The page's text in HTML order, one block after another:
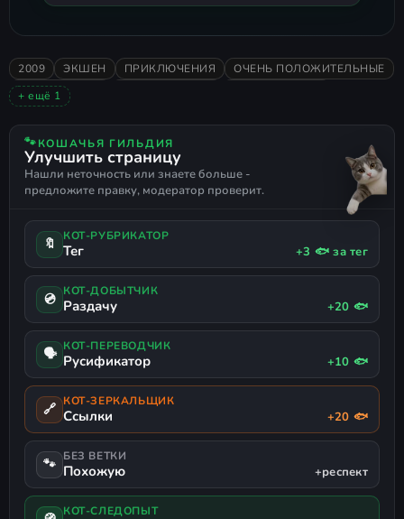
и отметьте
Выполнять эту программу от имени
живую палитру сочных густых
красок, пытаясь отразить
экзистенциальную сущность
человека во всём его многообразии
и вариативности через сложный
напряжённый этический выбор.
2009 ЭКШЕН ПРИКЛЮЧЕНИЯ
ОЧЕНЬ ПОЛОЖИТЕЛЬНЫЕ
СЮРРЕАЛИЗМ
+ ещё 1
🐾КОШАЧЬЯ ГИЛЬДИЯ
Улучшить страницу
Нашли неточность или знаете больше -
предложите правку, модератор проверит.
🔖 КОТ-РУБРИКАТОР
Тег +3 🐟 за тег
💿 КОТ-ДОБЫТЧИК
Раздачу +20 🐟
🗣 КОТ-ПЕРЕВОДЧИК
Русификатор +10 🐟
🔗 КОТ-ЗЕРКАЛЬЩИК
Ссылки +20 🐟
🐾 БЕЗ ВЕТКИ
Похожую +респект
КОТ-СЛЕДОПЫТ